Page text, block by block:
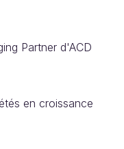
Partner d'ACD
en croissance